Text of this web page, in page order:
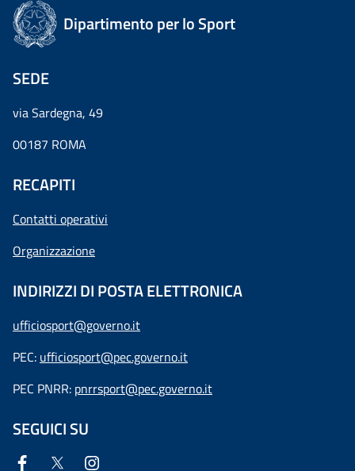
Dipartimento per lo Sport
SEDE
via Sardegna, 49
00187 ROMA
RECAPITI
Contatti operativi
Organizzazione
INDIRIZZI DI POSTA ELETTRONICA
ufficiosport@governo.it
PEC: ufficiosport@pec.governo.it
PEC PNRR: pnrrsport@pec.governo.it
SEGUICI SU